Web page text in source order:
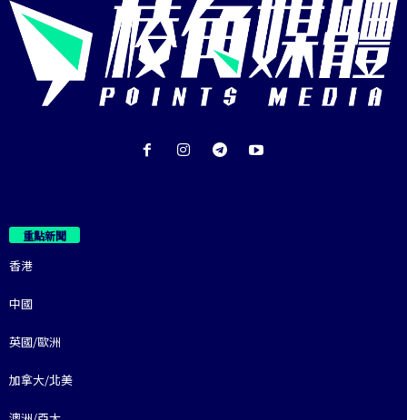
重點新聞
香港
中國
英國/歐洲
加拿大/北美